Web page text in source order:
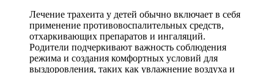
Лечение трахеита у детей обычно включает в себя
применение противовоспалительных средств,
отхаркивающих препаратов и ингаляций.
Родители подчеркивают важность соблюдения
режима и создания комфортных условий для
выздоровления, таких как увлажнение воздуха и